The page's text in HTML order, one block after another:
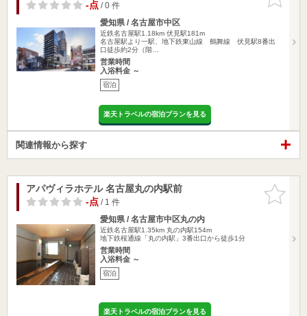
りに追加
-点/ 0 件
愛知県 / 名古屋市中区
近鉄名古屋駅1.18km 伏見駅181m
名古屋駅より一駅、地下鉄東山線 鶴舞線 伏見駅8番出
口徒歩約2分（階…
営業時間
入浴料金 ～
宿泊
楽天トラベルの宿泊プランを見る
関連情報から探す
お気に入
りに追加
アパヴィラホテル 名古屋丸の内駅前
-点/ 1 件
愛知県 / 名古屋市中区丸の内
近鉄名古屋駅1.35km 丸の内駅154m
地下鉄桜通線「丸の内駅」3番出口から徒歩1分
営業時間
入浴料金 ～
宿泊
楽天トラベルの宿泊プランを見る